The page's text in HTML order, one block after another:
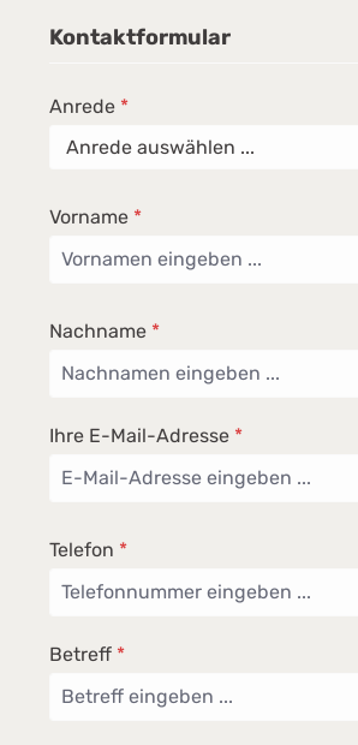
Kontaktformular
Anrede *
Vorname *
Nachname *
Ihre E-Mail-Adresse *
Telefon *
Betreff *